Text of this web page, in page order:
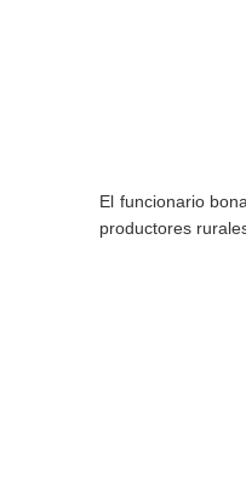
El funcionario
productores